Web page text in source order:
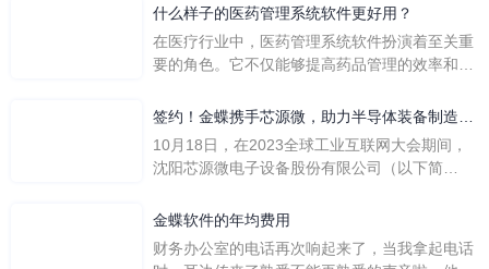
么呢？
什么样子的医药管理系统软件更好用？
在医疗行业中，医药管理系统软件扮演着至关重
要的角色。它不仅能够提高药品管理的效率和准
一个好用的医药管理系统软件应具备以下特点。
地进行操作。 复杂的
签约！金蝶携手芯源微，助力半导体装备制造领
先企业迈向世界
10月18日，在2023全球工业互联网大会期间，
沈阳芯源微电子设备股份有限公司（以下简
下简称“金蝶”）在辽宁沈阳签署战略合作协议。
营管控平台，从而实现公司产研一体化、业财一
金蝶软件的年均费用
财务办公室的电话再次响起来了，当我拿起电话